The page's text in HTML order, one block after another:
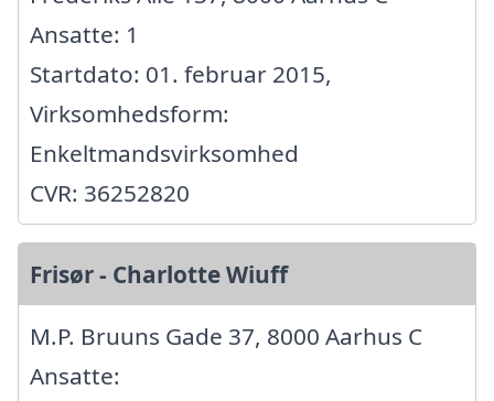
Ansatte: 1
Startdato: 01. februar 2015,
Virksomhedsform:
Enkeltmandsvirksomhed
CVR: 36252820
Frisør - Charlotte Wiuff
M.P. Bruuns Gade 37, 8000 Aarhus C
Ansatte: